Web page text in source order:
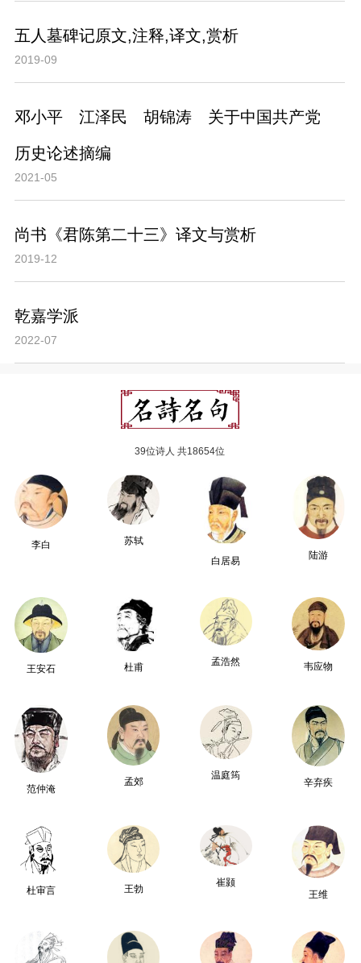
五人墓碑记原文,注释,译文,赏析
2019-09
邓小平 江泽民 胡锦涛 关于中国共产党
历史论述摘编
2021-05
尚书《君陈第二十三》译文与赏析
2019-12
乾嘉学派
2022-07
39位诗人 共18654位
李白
苏轼
白居易
陆游
王安石 杜甫
孟浩然 韦应物
范仲淹
孟郊
温庭筠
辛弃疾
杜审言 王勃
崔颢
王维